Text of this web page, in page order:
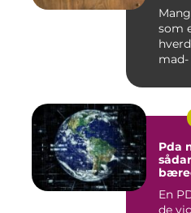
som
mad-
Pda
En
de